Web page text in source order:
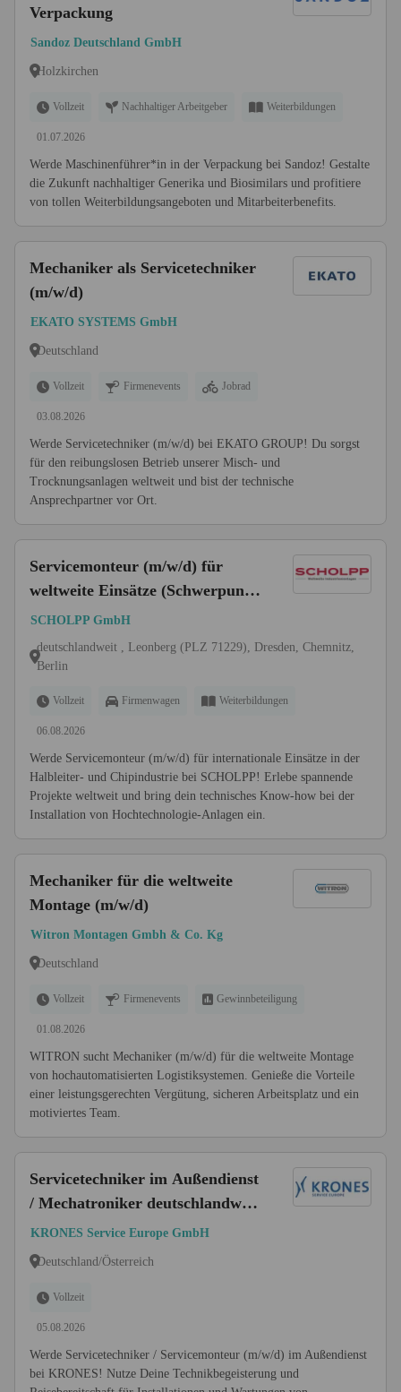
Verpackung
Sandoz Deutschland GmbH
Holzkirchen
Vollzeit Nachhaltiger Arbeitgeber Weiterbildungen
01.07.2026
Werde Maschinenführer*in in der Verpackung bei Sandoz! Gestalte
die Zukunft nachhaltiger Generika und Biosimilars und profitiere
von tollen Weiterbildungsangeboten und Mitarbeiterbenefits.
Mechaniker als Servicetechniker
(m/w/d)
EKATO SYSTEMS GmbH
Deutschland
Vollzeit Firmenevents Jobrad
03.08.2026
Werde Servicetechniker (m/w/d) bei EKATO GROUP! Du sorgst
für den reibungslosen Betrieb unserer Misch- und
Trocknungsanlagen weltweit und bist der technische
Ansprechpartner vor Ort.
Servicemonteur (m/w/d) für
weltweite Einsätze (Schwerpunkt
in der Halbleiter- und
Chipindustrie)
SCHOLPP GmbH
deutschlandweit , Leonberg (PLZ 71229), Dresden, Chemnitz,
Berlin
Vollzeit Firmenwagen Weiterbildungen
06.08.2026
Werde Servicemonteur (m/w/d) für internationale Einsätze in der
Halbleiter- und Chipindustrie bei SCHOLPP! Erlebe spannende
Projekte weltweit und bring dein technisches Know-how bei der
Installation von Hochtechnologie-Anlagen ein.
Mechaniker für die weltweite
Montage (m/w/d)
Witron Montagen Gmbh & Co. Kg
Deutschland
Vollzeit Firmenevents Gewinnbeteiligung
01.08.2026
WITRON sucht Mechaniker (m/w/d) für die weltweite Montage
von hochautomatisierten Logistiksystemen. Genieße die Vorteile
einer leistungsgerechten Vergütung, sicheren Arbeitsplatz und ein
motiviertes Team.
Servicetechniker im Außendienst
/ Mechatroniker deutschlandweit
- Inbetriebnahme & Montage
(m/w/d) - Einsatzgebiet
KRONES Service Europe GmbH
Deutschland/Österreich
Vollzeit
05.08.2026
Werde Servicetechniker / Servicemonteur (m/w/d) im Außendienst
bei KRONES! Nutze Deine Technikbegeisterung und